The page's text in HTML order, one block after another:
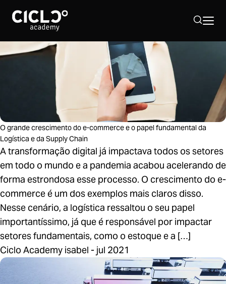
Sobre nós
Hub Supply Chain
Programação 2026
40º Simpósio Supply Chain
O grande crescimento do e-commerce e o papel fundamental da
Logística e da Supply Chain
A transformação digital já impactava todos os setores
em todo o mundo e a pandemia acabou acelerando de
forma estrondosa esse processo. O crescimento do e-
commerce é um dos exemplos mais claros disso.
Nesse cenário, a logística ressaltou o seu papel
importantíssimo, já que é responsável por impactar
setores fundamentais, como o estoque e a […]
Ciclo Academy isabel - jul 2021